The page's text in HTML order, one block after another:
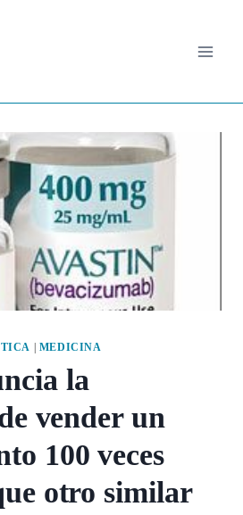
MEDICINA
la
vender un
100 veces
otro similar